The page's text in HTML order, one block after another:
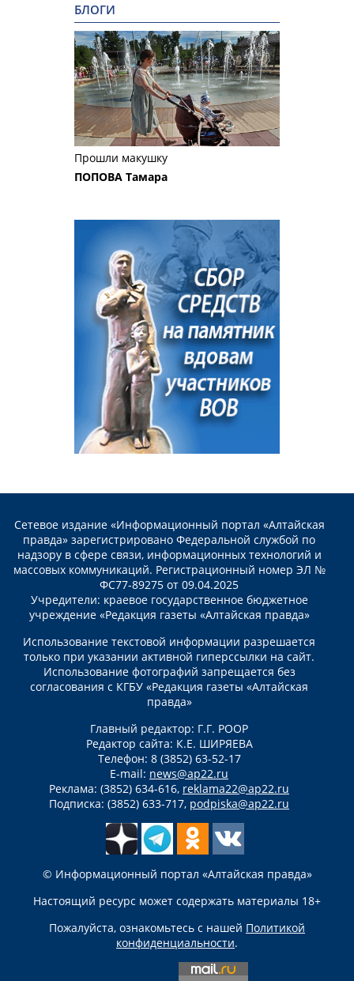
БЛОГИ
Прошли макушку
ПОПОВА Тамара
Сетевое издание «Информационный портал «Алтайская
правда» зарегистрировано Федеральной службой по
надзору в сфере связи, информационных технологий и
массовых коммуникаций. Регистрационный номер ЭЛ №
ФС77-89275 от 09.04.2025
Учредители: краевое государственное бюджетное
учреждение «Редакция газеты «Алтайская правда»
Использование текстовой информации разрешается
только при указании активной гиперссылки на сайт.
Использование фотографий запрещается без
согласования с КГБУ «Редакция газеты «Алтайская
правда»
Главный редактор: Г.Г. РООР
Редактор сайта: К.Е. ШИРЯЕВА
Телефон: 8 (3852) 63-52-17
E-mail: news@ap22.ru
Реклама: (3852) 634-616, reklama22@ap22.ru
Подписка: (3852) 633-717, podpiska@ap22.ru
© Информационный портал «Алтайская правда»
Настоящий ресурс может содержать материалы 18+
Пожалуйста, ознакомьтесь с нашей Политикой
конфиденциальности.